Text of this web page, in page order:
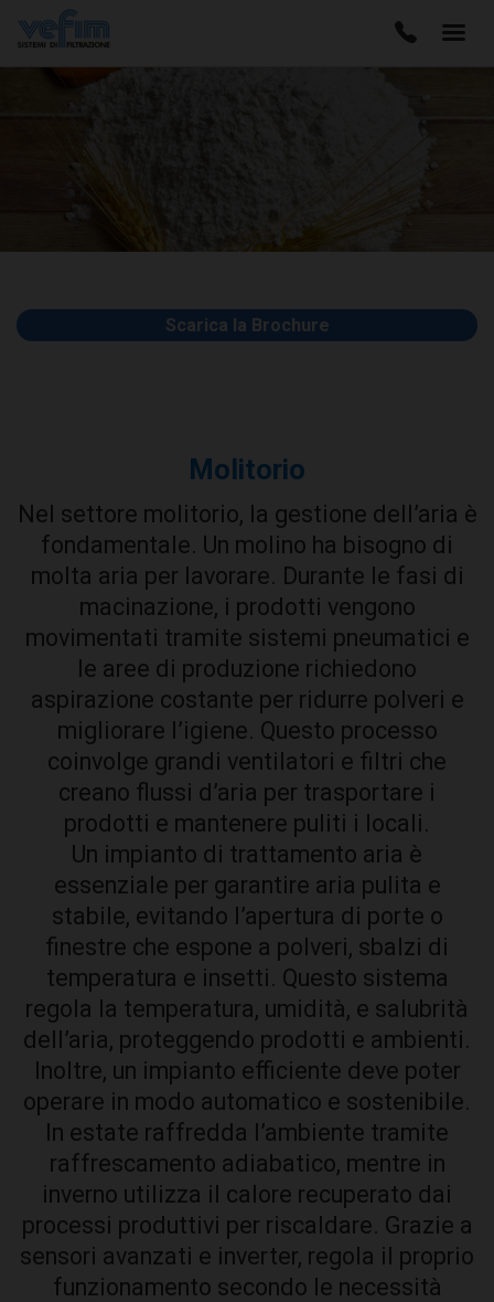
Scarica la Brochure
Molitorio
Nel settore molitorio, la gestione dell’aria è
fondamentale. Un molino ha bisogno di
molta aria per lavorare. Durante le fasi di
macinazione, i prodotti vengono
movimentati tramite sistemi pneumatici e
le aree di produzione richiedono
aspirazione costante per ridurre polveri e
migliorare l’igiene. Questo processo
coinvolge grandi ventilatori e filtri che
creano flussi d’aria per trasportare i
prodotti e mantenere puliti i locali.
Un impianto di trattamento aria è
essenziale per garantire aria pulita e
stabile, evitando l’apertura di porte o
finestre che espone a polveri, sbalzi di
temperatura e insetti. Questo sistema
regola la temperatura, umidità, e salubrità
dell’aria, proteggendo prodotti e ambienti.
Inoltre, un impianto efficiente deve poter
operare in modo automatico e sostenibile.
In estate raffredda l’ambiente tramite
raffrescamento adiabatico, mentre in
inverno utilizza il calore recuperato dai
processi produttivi per riscaldare. Grazie a
sensori avanzati e inverter, regola il proprio
funzionamento secondo le necessità